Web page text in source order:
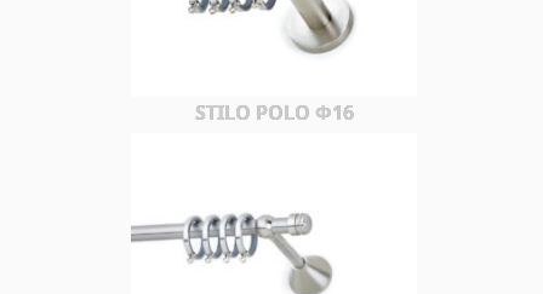
STILO POLO Φ16